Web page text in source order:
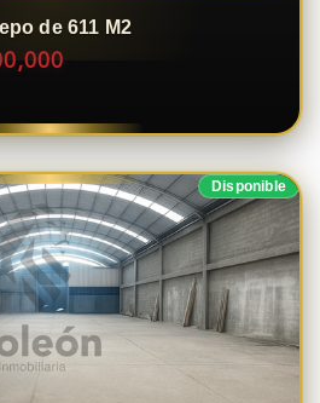
de 611 M2
Disponible